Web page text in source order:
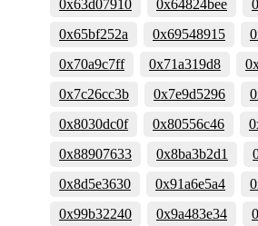
0x63d07910
0x64824bee
0x65bf252a
0x69548915
0x70a9c7ff
0x71a319d8
0x7c26cc3b
0x7e9d5296
0x8030dc0f
0x80556c46
0x88907633
0x8ba3b2d1
0x8d5e3630
0x91a6e5a4
0x99b32240
0x9a483e34